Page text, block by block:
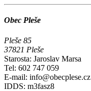
Obec Pleše
Pleše 85
37821 Pleše
Starosta: Jaroslav Marsa
Tel: 602 747 059
E-mail: info@obecplese.cz
IDDS: m3fasz8